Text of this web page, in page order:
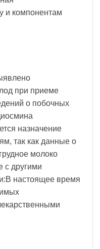
и компонентам
при приеме
о побочных
назначение
так как данные о
молоко
с другими
настоящее время